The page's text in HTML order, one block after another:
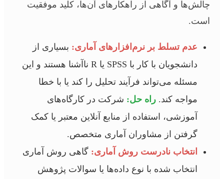
چالش‌ها و آگاهی از راهکارهای آن‌ها، کلید موفقیت
است.
عدم تسلط بر نرم‌افزارهای آماری: بسیاری از
دانشجویان با کار با SPSS یا R ناآشنا هستند و این
مسئله می‌تواند فرآیند تحلیل را کند یا با خطا
مواجه کند. راه حل: شرکت در کارگاه‌های
آموزشی، استفاده از منابع آنلاین معتبر یا کمک
گرفتن از مشاوران آماری متخصص.
انتخاب نادرست روش آماری: گاهی روش آماری
انتخاب شده با نوع داده‌ها یا سوالات پژوهش